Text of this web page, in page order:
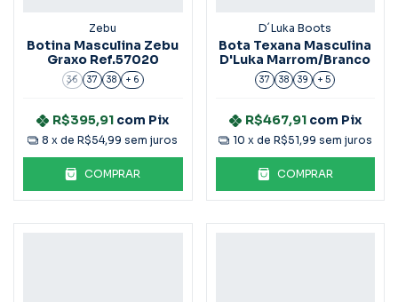
Zebu
Botina Masculina Zebu
Graxo Ref.57020
36 37 38 + 6
R$395,91 com Pix
8 x deR$54,99 sem juros
COMPRAR
D´Luka Boots
Bota Texana Masculina
D'Luka Marrom/Branco
37 38 39 + 5
R$467,91 com Pix
10 x de R$51,99 sem juros
COMPRAR